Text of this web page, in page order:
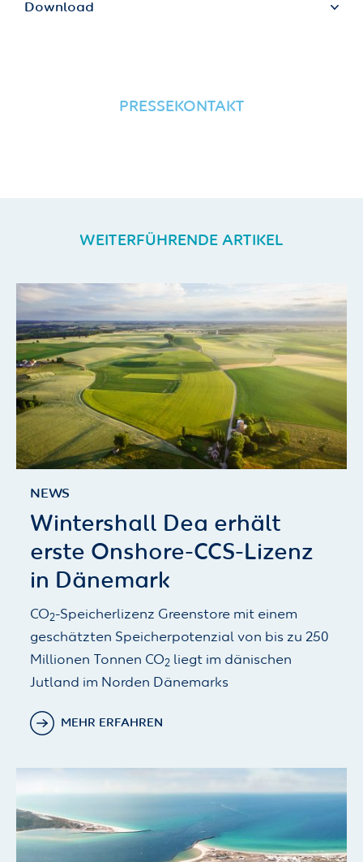
Download
PRESSEKONTAKT
WEITERFÜHRENDE ARTIKEL
NEWS
Wintershall Dea erhält
erste Onshore-CCS-Lizenz
in Dänemark
CO2-Speicherlizenz Greenstore mit einem
geschätzten Speicherpotenzial von bis zu 250
Millionen Tonnen CO2 liegt im dänischen
Jutland im Norden Dänemarks
MEHR ERFAHREN